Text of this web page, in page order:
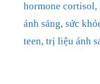
hormone cortisol,
ánh sáng, sức
teen, trị liệu ánh